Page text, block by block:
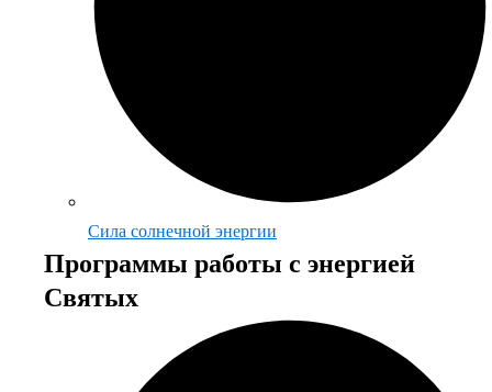
Сила солнечной энергии
Программы работы с энергией
Святых